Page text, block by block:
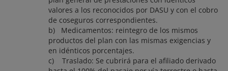
valores a los reconocidos por DASU y con el cobro
de coseguros correspondientes.
b) Medicamentos: reintegro de los mismos
productos del plan con las mismas exigencias y
en idénticos porcentajes.
c) Traslado: Se cubrirá para el afiliado derivado